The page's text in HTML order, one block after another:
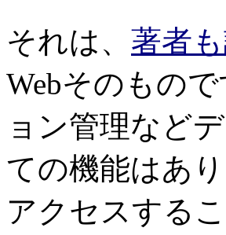
それは、 著者
Webそのもの
ョン管理など
ての機能はあ
アクセスする